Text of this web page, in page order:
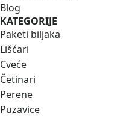
Blog
KATEGORIJE
Paketi biljaka
Lišćari
Cveće
Četinari
Perene
Puzavice